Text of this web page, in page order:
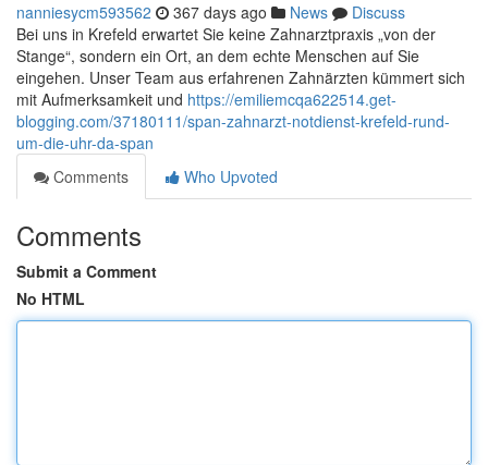
nanniesycm593562 367 days ago News
Discuss
Bei uns in Krefeld erwartet Sie keine Zahnarztpraxis „von der
Stange“, sondern ein Ort, an dem echte Menschen auf Sie
eingehen. Unser Team aus erfahrenen Zahnärzten kümmert sich
mit Aufmerksamkeit und https://emiliemcqa622514.get-
blogging.com/37180111/span-zahnarzt-notdienst-krefeld-rund-
um-die-uhr-da-span
Comments
Who Upvoted
Comments
Submit a Comment
No HTML